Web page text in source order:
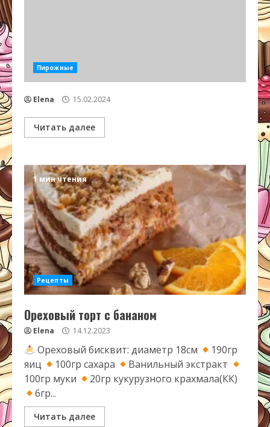
Пирожные
Elena 15.02.2024
Читать далее
1 мин чтения
Рецепты
Ореховый торт с бананом
Elena 14.12.2023
Ореховый бисквит: диаметр 18см
190гр
яиц
100гр сахара
Ванильный экстракт
100гр муки
20гр кукурузного крахмала(КК)
6гр...
Читать далее